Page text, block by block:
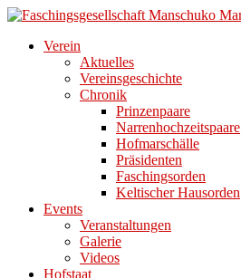
Direkt
Inhalt
Verein
Aktuelles
Vereinsgeschichte
Chronik
Prinzenpaare
Narrenhochzeitspaare
Hofmarschälle
Präsidenten
Faschingsorden
Keltischer Hausorden
Events
Veranstaltungen
Galerie
Videos
Hofstaat